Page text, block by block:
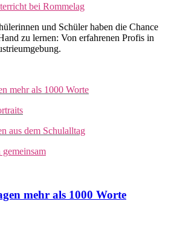
bei Rommelag
und Schüler haben die Chance
zu lernen: Von erfahrenen Profis in
mehr als 1000 Worte
aus dem Schulalltag
mehr als 1000 Worte